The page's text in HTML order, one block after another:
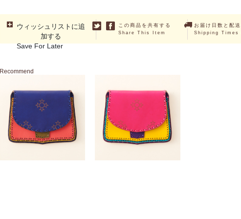
ウィッシュリストに追
加する
Save For Later
この商品を共有する
Share This Item
お届け日数と配
Shipping Times
Recommend